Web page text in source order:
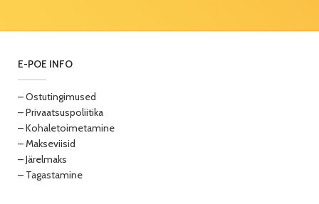
E-POE INFO
– Ostutingimused
– Privaatsuspoliitika
– Kohaletoimetamine
– Makseviisid
– Järelmaks
– Tagastamine